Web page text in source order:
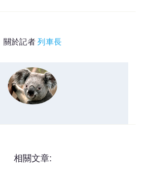
關於記者列車長
相關文章: